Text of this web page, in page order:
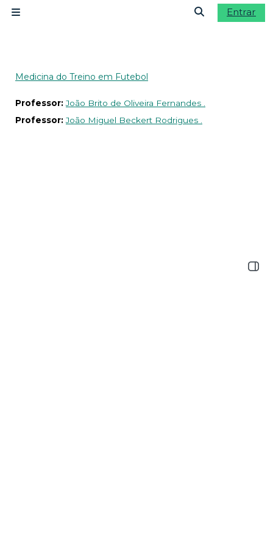
Entrar
Abrir
Medicina do Treino em Futebol
Professor:João Brito de Oliveira Fernandes .
Professor:João Miguel Beckert Rodrigues .